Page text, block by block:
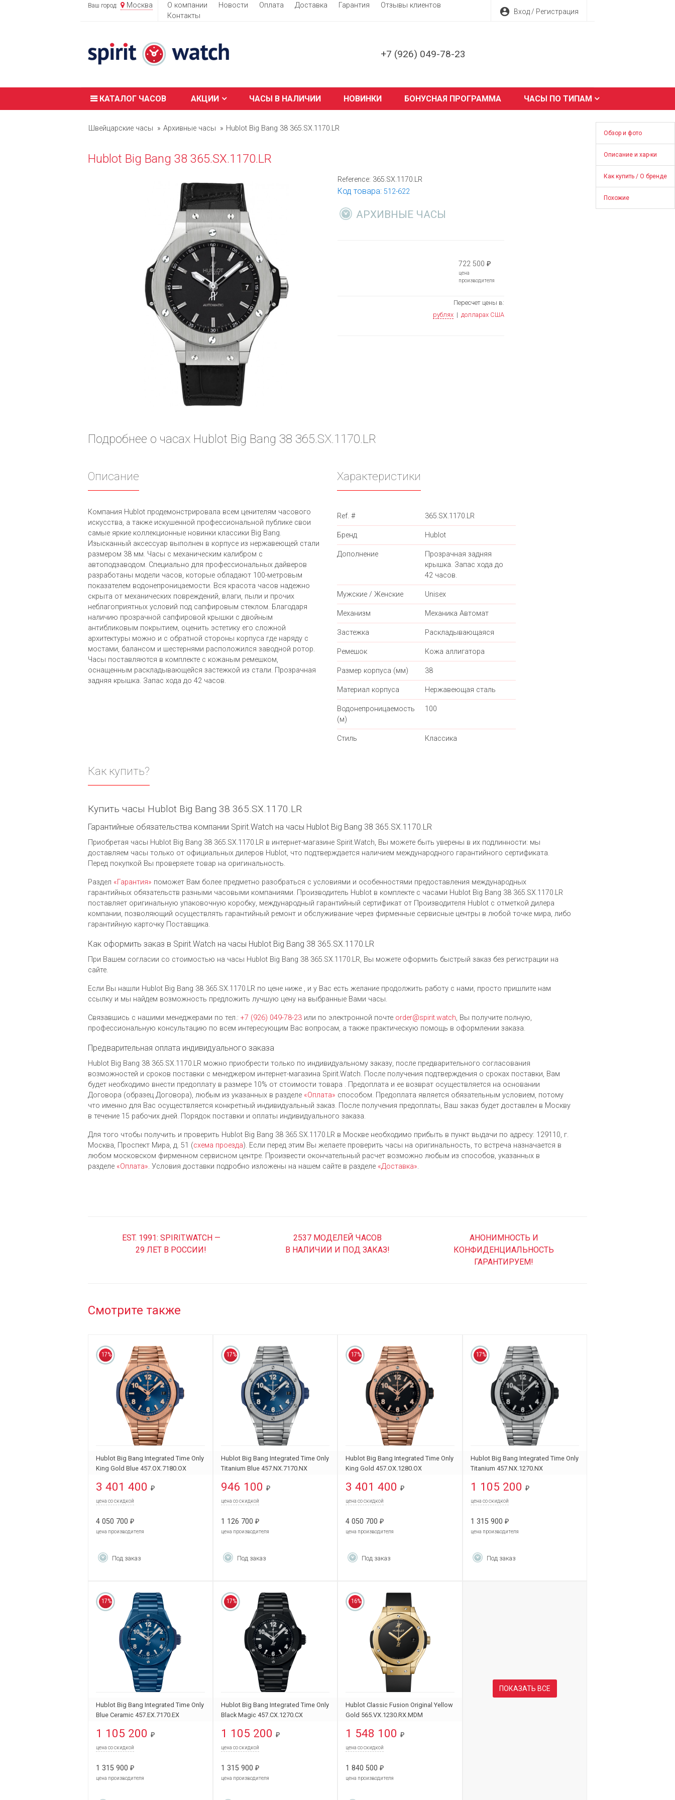
Ваш город: Москва О компании Новости Оплата Доставка Гарантия
Отзывы клиентов
Контакты
account_circle Вход / Регистрация
+7 (926) 049-78-23
КАТАЛОГ ЧАСОВ АКЦИИ ЧАСЫ В НАЛИЧИИ НОВИНКИ БОНУСНАЯ ПРОГРАММА ЧАСЫ ПО ТИПАМ
Обзор и фото
Описание и хар-ки
Как купить / О бренде
Похожие
Швейцарские часы Архивные часы Hublot Big Bang 38 365.SX.1170.LR
Hublot Big Bang 38 365.SX.1170.LR
Reference: 365.SX.1170.LR
Код товара: 512-622
АРХИВНЫЕ ЧАСЫ
722 500₽
цена
производителя
Пересчет цены в:
рублях | долларах США
Подробнее о часах Hublot Big Bang 38 365.SX.1170.LR
Описание
Компания Hublot продемонстрировала всем ценителям часового
искусства, а также искушенной профессиональной публике свои
самые яркие коллекционные новинки классики Big Bang.
Изысканный аксессуар выполнен в корпусе из нержавеющей стали
размером 38 мм. Часы с механическим калибром с
автоподзаводом. Специально для профессиональных дайверов
разработаны модели часов, которые обладают 100-метровым
показателем водонепроницаемости. Вся красота часов надежно
скрыта от механических повреждений, влаги, пыли и прочих
неблагоприятных условий под сапфировым стеклом. Благодаря
наличию прозрачной сапфировой крышки с двойным
антибликовым покрытием, оценить эстетику его сложной
архитектуры можно и с обратной стороны корпуса где наряду с
мостами, балансом и шестернями расположился заводной ротор.
Часы поставляются в комплекте с кожаным ремешком,
оснащенным раскладывающейся застежкой из стали. Прозрачная
задняя крышка. Запас хода до 42 часов.
Характеристики
Ref. # 365.SX.1170.LR
Бренд Hublot
Дополнение
Прозрачная задняя
крышка. Запас хода до
42 часов.
Мужские / Женские Unisex
Механизм Механика Автомат
Застежка Раскладывающаяся
Ремешок Кожа аллигатора
Размер корпуса (мм) 38
Материал корпуса Нержавеющая сталь
Водонепроницаемость
(м)
100
Стиль Классика
Как купить?
Купить часы Hublot Big Bang 38 365.SX.1170.LR
Гарантийные обязательства компании Spirit.Watch на часы Hublot Big Bang 38 365.SX.1170.LR
Приобретая часы Hublot Big Bang 38 365.SX.1170.LR в интернет-магазине Spirit.Watch, Вы можете быть уверены в их подлинности: мы
доставляем часы только от официальных дилеров Hublot, что подтверждается наличием международного гарантийного сертификата.
Перед покупкой Вы проверяете товар на оригинальность.
Раздел «Гарантия» поможет Вам более предметно разобраться с условиями и особенностями предоставления международных
гарантийных обязательств разными часовыми компаниями. Производитель Hublot в комплекте с часами Hublot Big Bang 38 365.SX.1170.LR
поставляет оригинальную упаковочную коробку, международный гарантийный сертификат от Производителя Hublot c отметкой дилера
компании, позволяющий осуществлять гарантийный ремонт и обслуживание через фирменные сервисные центры в любой точке мира, либо
гарантийную карточку Поставщика.
Как оформить заказ в Spirit.Watch на часы Hublot Big Bang 38 365.SX.1170.LR
При Вашем согласии со стоимостью на часы Hublot Big Bang 38 365.SX.1170.LR, Вы можете оформить быстрый заказ без регистрации на
сайте.
Если Вы нашли Hublot Big Bang 38 365.SX.1170.LR по цене ниже , и у Вас есть желание продолжить работу с нами, просто пришлите нам
ссылку и мы найдем возможность предложить лучшую цену на выбранные Вами часы.
Связавшись с нашими менеджерами по тел.: +7 (926) 049-78-23 или по электронной почте order@spirit.watch, Вы получите полную,
профессиональную консультацию по всем интересующим Вас вопросам, а также практическую помощь в оформлении заказа.
Предварительная оплата индивидуального заказа
Hublot Big Bang 38 365.SX.1170.LR можно приобрести только по индивидуальному заказу, после предварительного согласования
возможностей и сроков поставки с менеджером интернет-магазина Spirit.Watch. После получения подтверждения о сроках поставки, Вам
будет необходимо внести предоплату в размере 10% от стоимости товара . Предоплата и ее возврат осуществляется на основании
Договора (образец Договора), любым из указанных в разделе «Оплата» способом. Предоплата является обязательным условием, потому
что именно для Вас осуществляется конкретный индивидуальный заказ. После получения предоплаты, Ваш заказ будет доставлен в Москву
в течение 15 рабочих дней. Порядок поставки и оплаты индивидуального заказа.
Для того чтобы получить и проверить Hublot Big Bang 38 365.SX.1170.LR в Москве необходимо прибыть в пункт выдачи по адресу: 129110, г.
Москва, Проспект Мира, д. 51 (схема проезда). Если перед этим Вы желаете проверить часы на оригинальность, то встреча назначается в
любом московском фирменном сервисном центре. Произвести окончательный расчет возможно любым из cпособов, указанных в
разделе «Оплата». Условия доставки подробно изложены на нашем сайте в разделе «Доставка».
EST. 1991: SPIRIT.WATCH —
29 ЛЕТ В РОССИИ!
2537 МОДЕЛЕЙ ЧАСОВ
В НАЛИЧИИ И ПОД ЗАКАЗ!
АНОНИМНОСТЬ И
КОНФИДЕНЦИАЛЬНОСТЬ
ГАРАНТИРУЕМ!
Смотрите также
17%
Hublot Big Bang Integrated Time Only
King Gold Blue 457.OX.7180.OX
3 401 400 ₽
цена со скидкой
4 050 700 ₽
цена производителя
Под заказ
17%
Hublot Big Bang Integrated Time Only
Titanium Blue 457.NX.7170.NX
946 100 ₽
цена со скидкой
1 126 700 ₽
цена производителя
Под заказ
17%
Hublot Big Bang Integrated Time Only
King Gold 457.OX.1280.OX
3 401 400 ₽
цена со скидкой
4 050 700 ₽
цена производителя
Под заказ
17%
Hublot Big Bang Integrated Time Only
Titanium 457.NX.1270.NX
1 105 200 ₽
цена со скидкой
1 315 900 ₽
цена производителя
Под заказ
17%
Hublot Big Bang Integrated Time Only
Blue Ceramic 457.EX.7170.EX
1 105 200 ₽
цена со скидкой
1 315 900 ₽
цена производителя
17%
Hublot Big Bang Integrated Time Only
Black Magic 457.CX.1270.CX
1 105 200 ₽
цена со скидкой
1 315 900 ₽
цена производителя
16%
Hublot Classic Fusion Original Yellow
Gold 565.VX.1230.RX.MDM
1 548 100 ₽
цена со скидкой
1 840 500 ₽
цена производителя
ПОКАЗАТЬ ВСЕ